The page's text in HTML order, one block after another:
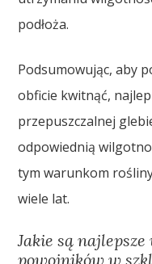
podłoża.
Podsumowując, aby
obficie kwitnąć,
przepuszczalnej
odpowiednią
tym warunkom
wiele lat.
Jakie są
powojników w